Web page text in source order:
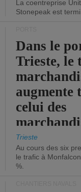
La coentreprise
Stonepeak est
Dans le
Trieste, le
augmente
celui des
diminue.
Trieste
Au cours des six
le trafic à
%.